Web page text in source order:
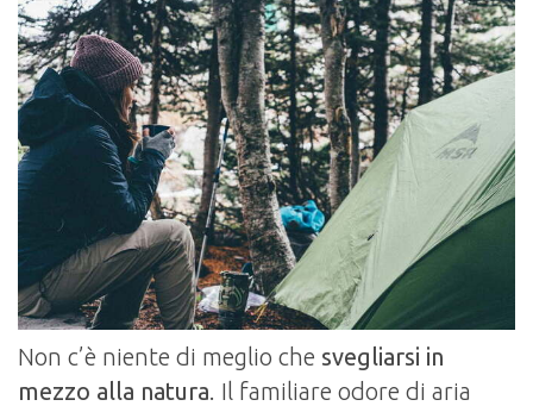
Non c’è niente di meglio che svegliarsi in
mezzo alla natura. Il familiare odore di aria